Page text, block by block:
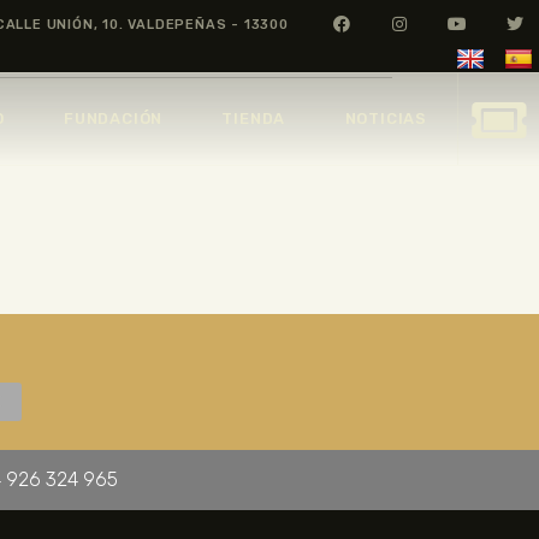
UNIÓN, 10. VALDEPEÑAS - 13300
926 324 965